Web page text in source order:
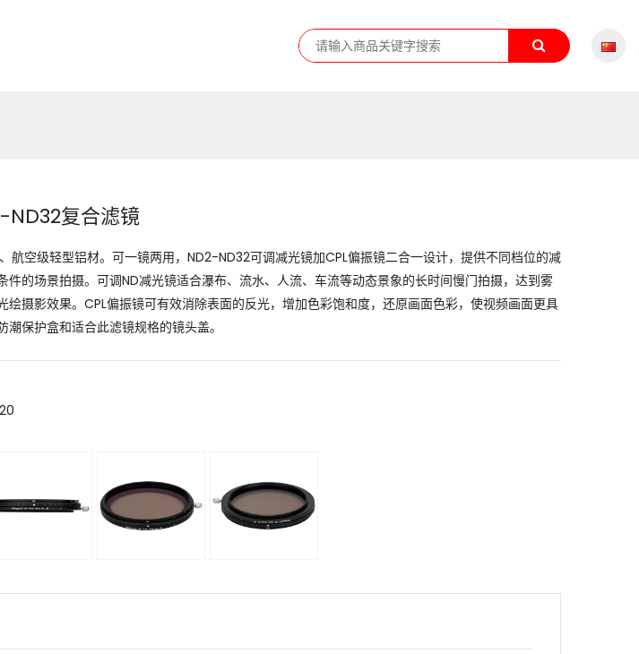
ND32复合滤镜
航空级轻型铝材。可一镜两用，ND2-ND32可调减光镜加CPL偏振镜二合一设计，提供不同档位的减
件的场景拍摄。可调ND减光镜适合瀑布、流水、人流、车流等动态景象的长时间慢门拍摄，达到雾
绘摄影效果。CPL偏振镜可有效消除表面的反光，增加色彩饱和度，还原画面色彩，使视频画面更具
保护盒和适合此滤镜规格的镜头盖。